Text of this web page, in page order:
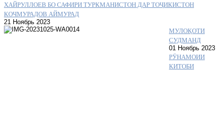
ХАЙРУЛЛОЕВ БО САФИРИ ТУРКМАНИСТОН ДАР ТОҶИКИСТОН
КОЧМУРАДОВ АЙМУРАД
21 Ноябрь 2023
МУЛОҚОТИ
СУДМАНД
01 Ноябрь 2023
РӮНАМОИИ
КИТОБИ